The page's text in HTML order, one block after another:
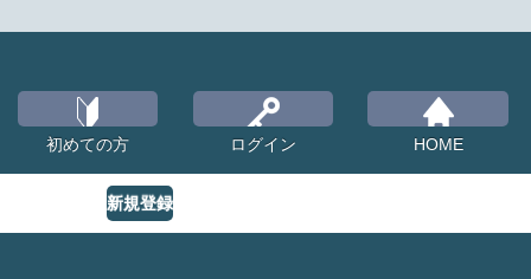
初めての方 ログイン HOME
新規登録